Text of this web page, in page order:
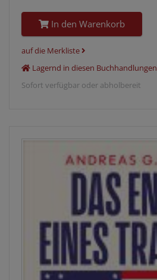
In den Warenkorb
auf die Merkliste
Lagernd in diesen Buchhandlungen
Sofort verfügbar oder abholbereit